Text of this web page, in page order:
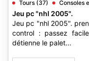
Tours (37) Consoles
Jeu pc "nhl 2005".
Jeu pc "nhl 2005".
control : passez
détienne le palet...